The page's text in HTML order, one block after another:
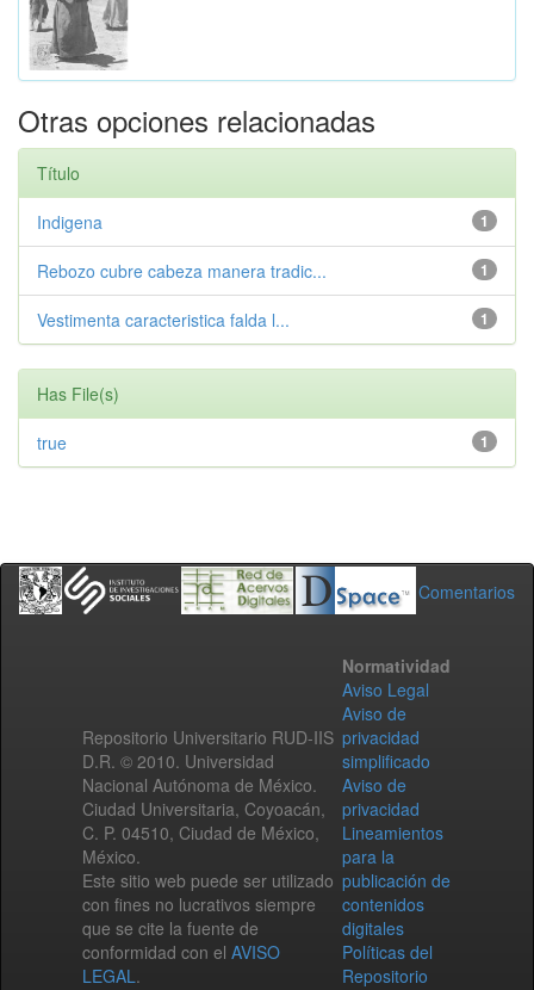
Otras opciones relacionadas
Título
1
Indigena
1
Rebozo cubre cabeza manera tradic...
1
Vestimenta caracteristica falda l...
Has File(s)
1
true
Comentarios
Repositorio Universitario RUD-IIS
D.R. © 2010. Universidad
Nacional Autónoma de México.
Ciudad Universitaria, Coyoacán,
C. P. 04510, Ciudad de México,
México.
Este sitio web puede ser utilizado
con fines no lucrativos siempre
que se cite la fuente de
conformidad con el AVISO
LEGAL.
Normatividad
Aviso Legal
Aviso de
privacidad
simplificado
Aviso de
privacidad
Lineamientos
para la
publicación de
contenidos
digitales
Políticas del
Repositorio